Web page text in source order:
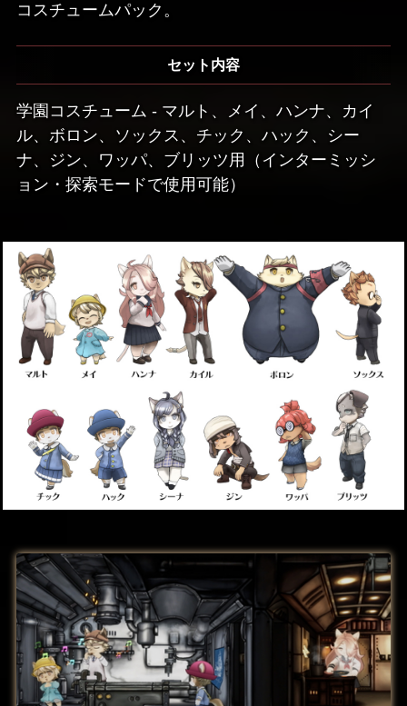
コスチュームパック。
セット内容
学園コスチューム - マルト、メイ、ハンナ、カイ
ル、ボロン、ソックス、チック、ハック、シー
ナ、ジン、ワッパ、ブリッツ用（インターミッシ
ョン・探索モードで使用可能）